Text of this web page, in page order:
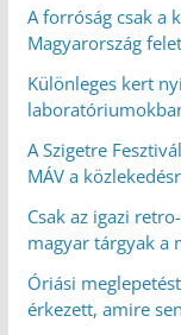
A forróság csak a
Magyarország
Különleges kert
A Szigetre
MÁV a
Csak az igazi
magyar tárgyak a
Óriási
érkezett, amire